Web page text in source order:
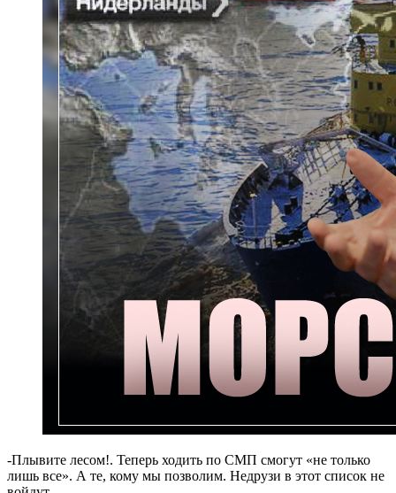
-Плывите лесом!. Теперь ходить по СМП смогут «не только
лишь все». А те, кому мы позволим. Недрузи в этот список не